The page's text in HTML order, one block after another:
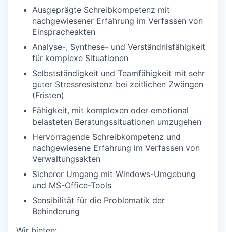
Ausgeprägte Schreibkompetenz mit
nachgewiesener Erfahrung im Verfassen von
Einspracheakten
Analyse-, Synthese- und Verständnisfähigkeit
für komplexe Situationen
Selbstständigkeit und Teamfähigkeit mit sehr
guter Stressresistenz bei zeitlichen Zwängen
(Fristen)
Fähigkeit, mit komplexen oder emotional
belasteten Beratungssituationen umzugehen
Hervorragende Schreibkompetenz und
nachgewiesene Erfahrung im Verfassen von
Verwaltungsakten
Sicherer Umgang mit Windows-Umgebung
und MS-Office-Tools
Sensibilität für die Problematik der
Behinderung